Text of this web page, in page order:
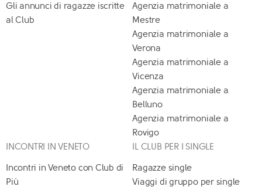
Gli annunci di ragazze iscritte
al Club
Agenzia matrimoniale a
Mestre
Agenzia matrimoniale a
Verona
Agenzia matrimoniale a
Vicenza
Agenzia matrimoniale a
Belluno
Agenzia matrimoniale a
Rovigo
INCONTRI IN VENETO
Incontri in Veneto con Club di
Più
IL CLUB PER I SINGLE
Ragazze single
Viaggi di gruppo per single